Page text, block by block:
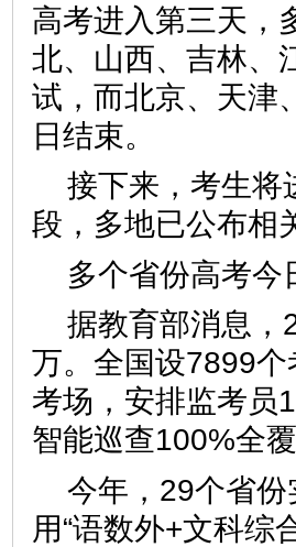
高考进入第三天，
北、山西、吉林、
试，而北京、天津
日结束。
接下来，考生将
段，多地已公布相
多个省份高考今
据教育部消息，
万。全国设7899
考场，安排监考员
智能巡查100%全覆
今年，29个省
用“语数外+文科综